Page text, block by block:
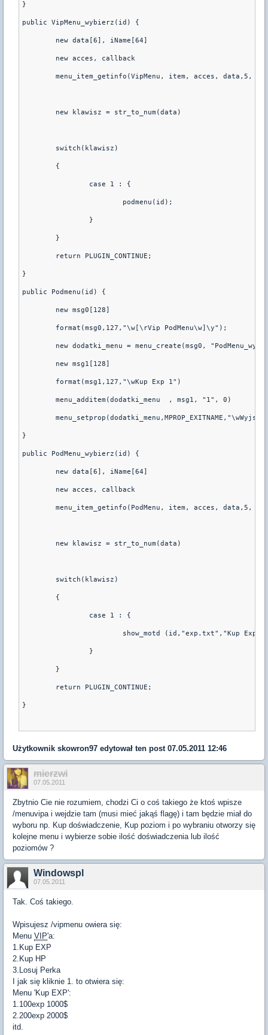
}
public VipMenu_wybierz(id) {
	new data[6], iName[64]
	new acces, callback
menu_item_getinfo(VipMenu, item, acces, data,5,
	new klawisz = str_to_num(data)
	switch(klawisz)
	{
		case 1 : {
			podmenu(id);
		}
	}
	return PLUGIN_CONTINUE;
}
public Podmenu(id) {
	new msg0[128]
	format(msg0,127,"\w[\rVip PodMenu\w]\y");
new dodatki_menu = menu_create(msg0,
	new msg1[128]
	format(msg1,127,"\wKup Exp 1")
	menu_additem(dodatki_menu  , msg1, "1", 0)
}
public PodMenu_wybierz(id) {
	new data[6], iName[64]
	new acces, callback
menu_item_getinfo(PodMenu, item, acces, data,5,
	new klawisz = str_to_num(data)
	switch(klawisz)
	{
		case 1 : {
show_motd (id,"exp.txt","Kup
		}
	}
	return PLUGIN_CONTINUE;
}
Użytkownik skowron97 edytował ten post 07.05.2011 12:46
mierzwi
07.05.2011
Zbytnio Cie nie rozumiem, chodzi Ci o coś takiego że ktoś wpisze
/menuvipa i wejdzie tam (musi mieć jakąś flagę) i tam będzie miał do
wyboru np. Kup doświadczenie, Kup poziom i po wybraniu otworzy się
kolejne menu i wybierze sobie ilość doświadczenia lub ilość
poziomów ?
Windowspl
07.05.2011
Tak. Coś takiego.
Wpisujesz /vipmenu owiera się:
Menu VIP'a:
1.Kup EXP
2.Kup HP
3.Losuj Perka
I jak się kliknie 1. to otwiera się:
Menu 'Kup EXP':
1.100exp 1000$
2.200exp 2000$
itd.